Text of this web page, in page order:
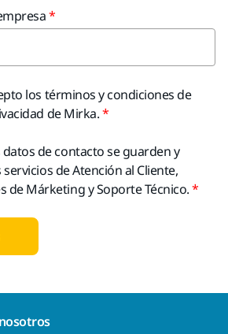
los términos y condiciones de
de Mirka.
de contacto se guarden y
de Atención al Cliente,
de Márketing y Soporte Técnico.